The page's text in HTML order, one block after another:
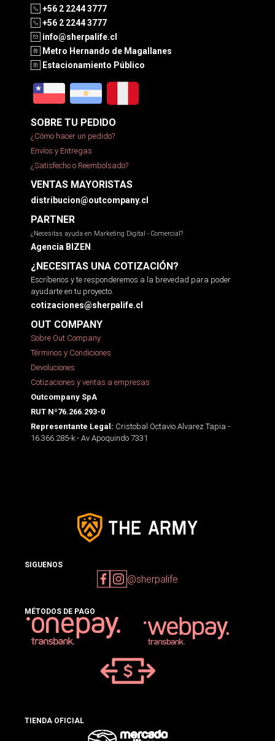
+56 2 2244 3777
+56 2 2244 3777
info@sherpalife.cl
Metro Hernando de Magallanes
Estacionamiento Público
SOBRE TU PEDIDO
¿Cómo hacer un pedido?
Envíos y Entregas
¿Satisfecho o Reembolsado?
VENTAS MAYORISTAS
distribucion@outcompany.cl
PARTNER
¿Necesitas ayuda en Marketing Digital - Comercial?
Agencia BIZEN
¿NECESITAS UNA COTIZACIÓN?
Escríbenos y te responderemos a la brevedad para poder
ayudarte en tu proyecto.
cotizaciones@sherpalife.cl
OUT COMPANY
Sobre Out Company
Términos y Condiciones
Devoluciones
Cotizaciones y ventas a empresas
Outcompany SpA
RUT Nº76.266.293-0
Representante Legal: Cristobal Octavio Alvarez Tapia -
16.366.285-k - Av Apoquindo 7331
SIGUENOS
@sherpalife
MÉTODOS DE PAGO
TIENDA OFICIAL